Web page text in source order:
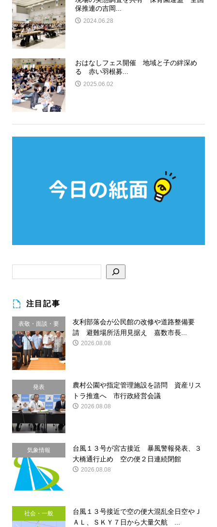
保推連の吉岡...
2024.06.28
おはなしフェス開催 地域と子の絆深め
る 赤い羽根募...
2025.06.02
注目記事
表敬・面談・要
請
友利部落会が公民館の改修や道路整備要
請 避難場所活用見据え 嘉数市長...
2026.08.08
発表
農村公園や指定管理施設を諮問 資産リス
トラ推進へ 市行政経営会議
2026.08.08
気象情報
台風１３号が宮古接近 暴風警報発表、３
大橋通行止め 空の便２日連続閉館
2026.08.08
社会・一般
台風１３号接近で空の便大混乱全日空やＪ
ＡＬ、ＳＫＹ７日から大量欠航 ...